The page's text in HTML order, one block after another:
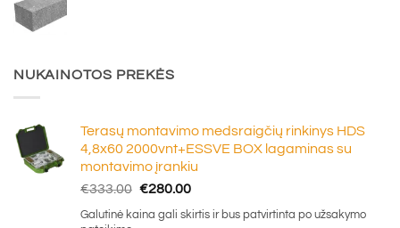
NUKAINOTOS PREKĖS
Terasų montavimo medsraigčių rinkinys HDS
4,8x60 2000vnt+ESSVE BOX lagaminas su
montavimo įrankiu
€333.00 Original
price
was:
€280.00Current
price
Galutinė kaina gali skirtis ir bus patvirtinta po užsakymo